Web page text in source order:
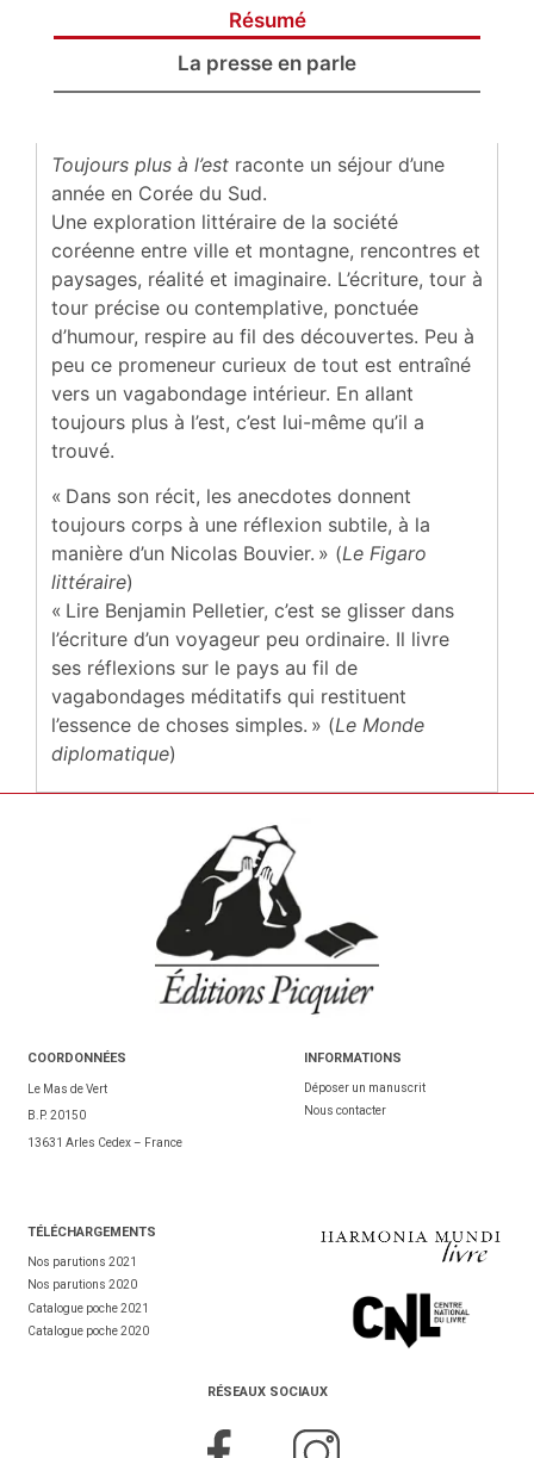
Résumé
La presse en parle
Toujours plus à l’est raconte un séjour d’une
année en Corée du Sud.
Une exploration littéraire de la société
coréenne entre ville et montagne, rencontres et
paysages, réalité et imaginaire. L’écriture, tour à
tour précise ou contemplative, ponctuée
d’humour, respire au fil des découvertes. Peu à
peu ce promeneur curieux de tout est entraîné
vers un vagabondage intérieur. En allant
toujours plus à l’est, c’est lui-même qu’il a
trouvé.
« Dans son récit, les anecdotes donnent
toujours corps à une réflexion subtile, à la
manière d’un Nicolas Bouvier. » (Le Figaro
littéraire)
« Lire Benjamin Pelletier, c’est se glisser dans
l’écriture d’un voyageur peu ordinaire. Il livre
ses réflexions sur le pays au fil de
vagabondages méditatifs qui restituent
l’essence de choses simples. » (Le Monde
diplomatique)
COORDONNÉES
Le Mas de Vert
B.P. 20150
13631 Arles Cedex – France
INFORMATIONS
Déposer un manuscrit
Nous contacter
TÉLÉCHARGEMENTS
Nos parutions 2021
Nos parutions 2020
Catalogue poche 2021
Catalogue poche 2020
RÉSEAUX SOCIAUX